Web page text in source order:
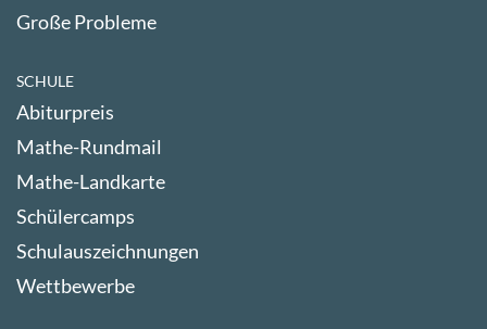
Große Probleme
SCHULE
Abiturpreis
Mathe-Rundmail
Mathe-Landkarte
Schülercamps
Schulauszeichnungen
Wettbewerbe